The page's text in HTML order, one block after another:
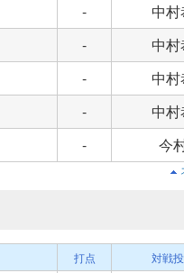
-
中村
-
中村
-
中村
-
中村
- 今
打点 対戦